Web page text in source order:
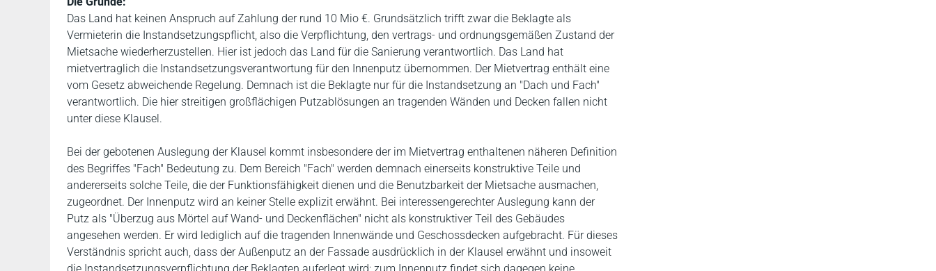
Das Land hat keinen Anspruch auf Zahlung der rund 10 Mio €. Grundsätzlich trifft zwar die Beklagte als
Vermieterin die Instandsetzungspflicht, also die Verpflichtung, den vertrags- und ordnungsgemäßen Zustand der
Mietsache wiederherzustellen. Hier ist jedoch das Land für die Sanierung verantwortlich. Das Land hat
mietvertraglich die Instandsetzungsverantwortung für den Innenputz übernommen. Der Mietvertrag enthält eine
vom Gesetz abweichende Regelung. Demnach ist die Beklagte nur für die Instandsetzung an "Dach und Fach"
verantwortlich. Die hier streitigen großflächigen Putzablösungen an tragenden Wänden und Decken fallen nicht
unter diese Klausel.
Bei der gebotenen Auslegung der Klausel kommt insbesondere der im Mietvertrag enthaltenen näheren Definition
des Begriffes "Fach" Bedeutung zu. Dem Bereich "Fach" werden demnach einerseits konstruktive Teile und
andererseits solche Teile, die der Funktionsfähigkeit dienen und die Benutzbarkeit der Mietsache ausmachen,
zugeordnet. Der Innenputz wird an keiner Stelle explizit erwähnt. Bei interessengerechter Auslegung kann der
Putz als "Überzug aus Mörtel auf Wand- und Deckenflächen" nicht als konstruktiver Teil des Gebäudes
angesehen werden. Er wird lediglich auf die tragenden Innenwände und Geschossdecken aufgebracht. Für dieses
Verständnis spricht auch, dass der Außenputz an der Fassade ausdrücklich in der Klausel erwähnt und insoweit